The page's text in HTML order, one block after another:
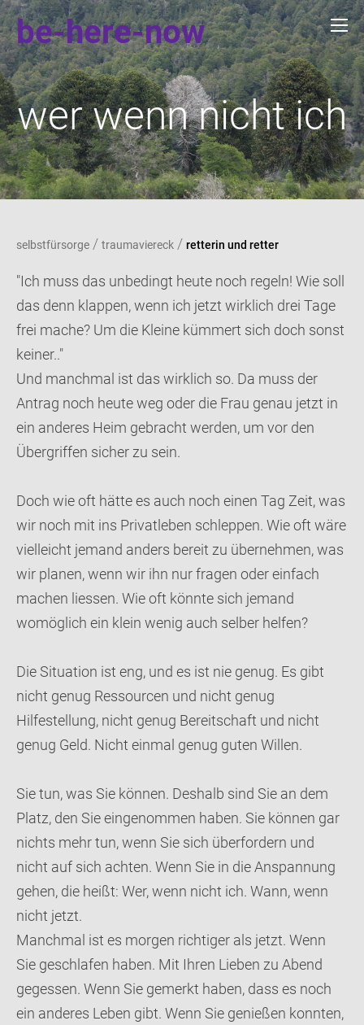
be-here-now
wer wenn nicht ich
selbstfürsorge / traumaviereck / retterin und retter
"Ich muss das unbedingt heute noch regeln! Wie soll
das denn klappen, wenn ich jetzt wirklich drei Tage
frei mache? Um die Kleine kümmert sich doch sonst
keiner.."
Und manchmal ist das wirklich so. Da muss der
Antrag noch heute weg oder die Frau genau jetzt in
ein anderes Heim gebracht werden, um vor den
Übergriffen sicher zu sein.
Doch wie oft hätte es auch noch einen Tag Zeit, was
wir noch mit ins Privatleben schleppen. Wie oft wäre
vielleicht jemand anders bereit zu übernehmen, was
wir planen, wenn wir ihn nur fragen oder einfach
machen liessen. Wie oft könnte sich jemand
womöglich ein klein wenig auch selber helfen?
Die Situation ist eng, und es ist nie genug. Es gibt
nicht genug Ressourcen und nicht genug
Hilfestellung, nicht genug Bereitschaft und nicht
genug Geld. Nicht einmal genug guten Willen.
Sie tun, was Sie können. Deshalb sind Sie an dem
Platz, den Sie eingenommen haben. Sie können gar
nichts mehr tun, wenn Sie sich überfordern und
nicht auf sich achten. Wenn Sie in die Anspannung
gehen, die heißt: Wer, wenn nicht ich. Wann, wenn
nicht jetzt.
Manchmal ist es morgen richtiger als jetzt. Wenn
Sie geschlafen haben. Mit Ihren Lieben zu Abend
gegessen. Wenn Sie gemerkt haben, dass es noch
ein anderes Leben gibt. Wenn Sie genießen konnten,